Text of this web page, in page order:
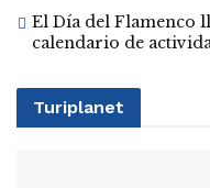
El Día del Flamenco
calendario de
Turiplanet